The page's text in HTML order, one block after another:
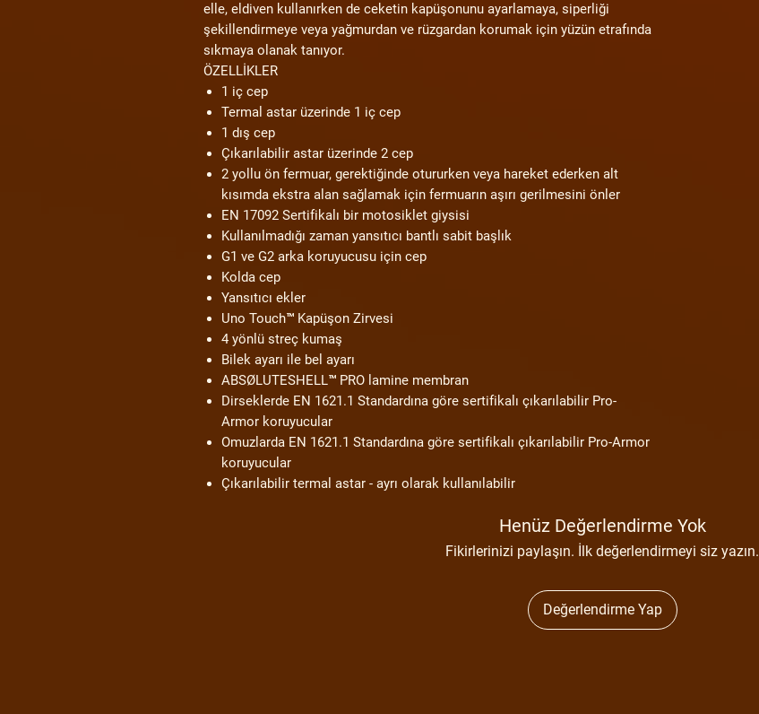
elle, eldiven kullanırken de ceketin kapüşonunu ayarlamaya, siperliği
şekillendirmeye veya yağmurdan ve rüzgardan korumak için yüzün etrafında
sıkmaya olanak tanıyor.
ÖZELLİKLER
1 iç cep
Termal astar üzerinde 1 iç cep
1 dış cep
Çıkarılabilir astar üzerinde 2 cep
2 yollu ön fermuar, gerektiğinde otururken veya hareket ederken alt
kısımda ekstra alan sağlamak için fermuarın aşırı gerilmesini önler
EN 17092 Sertifikalı bir motosiklet giysisi
Kullanılmadığı zaman yansıtıcı bantlı sabit başlık
G1 ve G2 arka koruyucusu için cep
Kolda cep
Yansıtıcı ekler
Uno Touch™ Kapüşon Zirvesi
4 yönlü streç kumaş
Bilek ayarı ile bel ayarı
ABSØLUTESHELL™ PRO lamine membran
Dirseklerde EN 1621.1 Standardına göre sertifikalı çıkarılabilir Pro-
Armor koruyucular
Omuzlarda EN 1621.1 Standardına göre sertifikalı çıkarılabilir Pro-Armor
koruyucular
Çıkarılabilir termal astar - ayrı olarak kullanılabilir
Henüz Değerlendirme Yok
Fikirlerinizi paylaşın. İlk değerlendirmeyi siz yazın.
Değerlendirme Yap